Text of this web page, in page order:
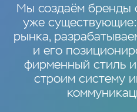
Мы создаём бренды
уже
рынка,
и его
фирменный стиль
строим систему